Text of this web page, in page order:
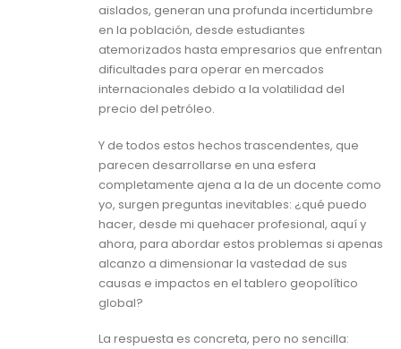
aislados, generan una profunda incertidumbre
en la población, desde estudiantes
atemorizados hasta empresarios que enfrentan
dificultades para operar en mercados
internacionales debido a la volatilidad del
precio del petróleo.
Y de todos estos hechos trascendentes, que
parecen desarrollarse en una esfera
completamente ajena a la de un docente como
yo, surgen preguntas inevitables: ¿qué puedo
hacer, desde mi quehacer profesional, aquí y
ahora, para abordar estos problemas si apenas
alcanzo a dimensionar la vastedad de sus
causas e impactos en el tablero geopolítico
global?
La respuesta es concreta, pero no sencilla: